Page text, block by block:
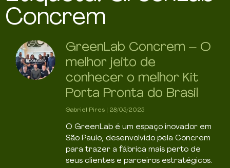
Concrem
GreenLab Concrem – O
melhor jeito de
conhecer o melhor Kit
Porta Pronta do Brasil
Gabriel Pires 28/05/2025
O GreenLab é um espaço inovador em
São Paulo, desenvolvido pela Concrem
para trazer a fábrica mais perto de
seus clientes e parceiros estratégicos.